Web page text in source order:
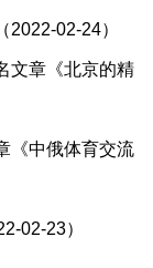
02-24）
文章《北京的精
《中俄体育交流
02-23）